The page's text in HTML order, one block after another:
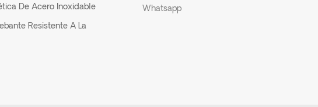
De Acero Inoxidable
Resistente A La
Whatsapp